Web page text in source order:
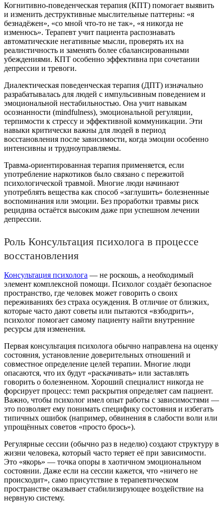
Когнитивно-поведенческая терапия (КПТ) помогает выявить
и изменить деструктивные мыслительные паттерны: «я
безнадёжен», «со мной что-то не так», «я никогда не
изменюсь». Терапевт учит пациента распознавать
автоматические негативные мысли, проверять их на
реалистичность и заменять более сбалансированными
убеждениями. КПТ особенно эффективна при сочетании
депрессии и тревоги.
Диалектическая поведенческая терапия (ДПТ) изначально
разрабатывалась для людей с импульсивным поведением и
эмоциональной нестабильностью. Она учит навыкам
осознанности (mindfulness), эмоциональной регуляции,
терпимости к стрессу и эффективной коммуникации. Эти
навыки критически важны для людей в период
восстановления после зависимости, когда эмоции особенно
интенсивны и трудноуправляемы.
Травма-ориентированная терапия применяется, если
употребление наркотиков было связано с пережитой
психологической травмой. Многие люди начинают
употреблять вещества как способ «заглушить» болезненные
воспоминания или эмоции. Без проработки травмы риск
рецидива остаётся высоким даже при успешном лечении
депрессии.
Роль Консультация психолога в процессе
восстановления
Консультация психолога — не роскошь, а необходимый
элемент комплексной помощи. Психолог создаёт безопасное
пространство, где человек может говорить о своих
переживаниях без страха осуждения. В отличие от близких,
которые часто дают советы или пытаются «взбодрить»,
психолог помогает самому пациенту найти внутренние
ресурсы для изменения.
Первая консультация психолога обычно направлена на оценку
состояния, установление доверительных отношений и
совместное определение целей терапии. Многие люди
опасаются, что их будут «раскачивать» или заставлять
говорить о болезненном. Хороший специалист никогда не
форсирует процесс: темп раскрытия определяет сам пациент.
Важно, чтобы психолог имел опыт работы с зависимостями —
это позволяет ему понимать специфику состояния и избегать
типичных ошибок (например, обвинения в слабости воли или
упрощённых советов «просто брось»).
Регулярные сессии (обычно раз в неделю) создают структуру в
жизни человека, который часто теряет её при зависимости.
Это «якорь» — точка опоры в хаотичном эмоциональном
состоянии. Даже если на сессии кажется, что «ничего не
происходит», само присутствие в терапевтическом
пространстве оказывает стабилизирующее воздействие на
нервную систему.